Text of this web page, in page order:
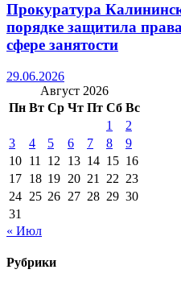
Прокуратура
порядке защитила
сфере занятости
29.06.2026
Август 2026
Пн Вт Ср Чт Пт Сб Вс
1
2
3
4 5 6 7 8
9
10 11 12 13 14 15 16
17 18 19 20 21 22 23
24 25 26 27 28 29 30
31
« Июл
Рубрики